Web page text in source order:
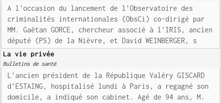
A l'occasion du lancement de l'Observatoire des
criminalités internationales (ObsCi) co-dirigé par
MM. Gaëtan GORCE, chercheur associé à l'IRIS, ancien
député (PS) de la Nièvre, et David WEINBERGER, s
La vie privée
Bulletins de santé
L'ancien président de la République Valéry GISCARD
d'ESTAING, hospitalisé lundi à Paris, a regagné son
domicile, a indiqué son cabinet. Agé de 94 ans, M.